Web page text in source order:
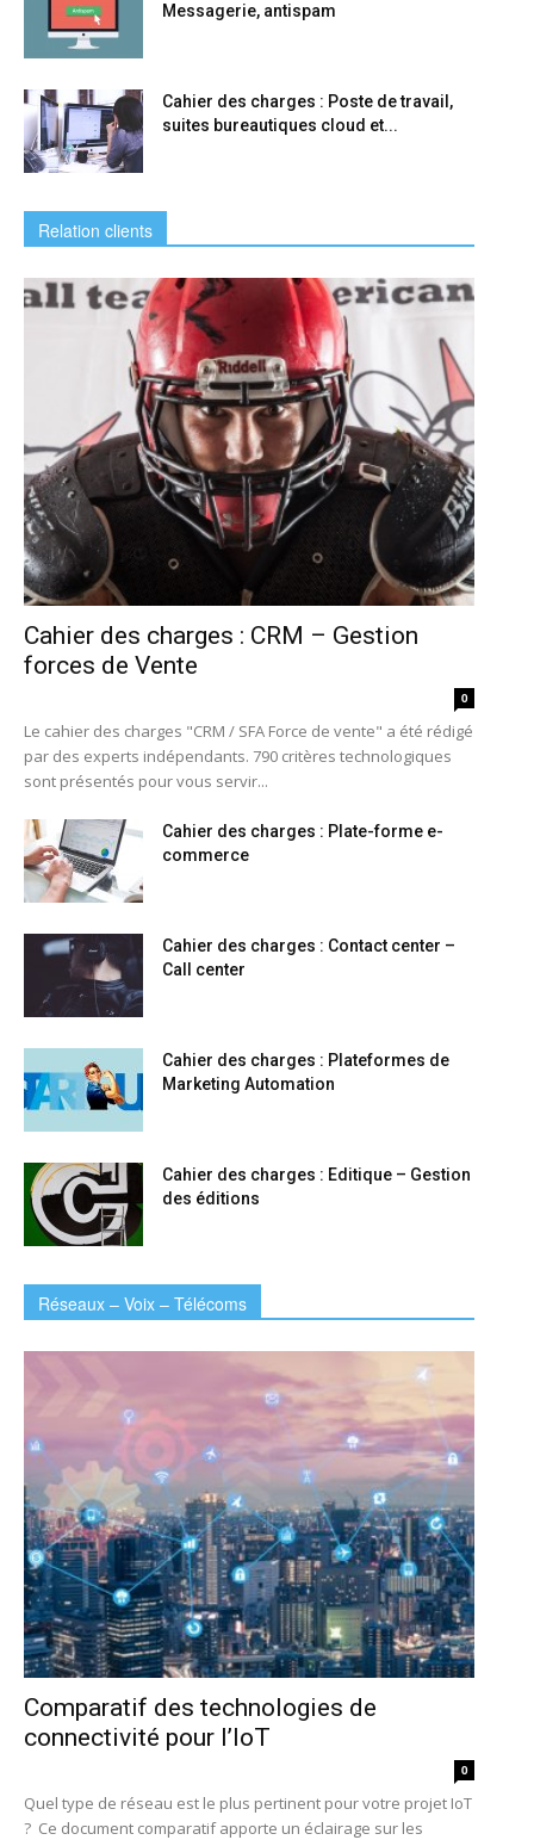
Messagerie, antispam
Cahier des charges : Poste de travail,
suites bureautiques cloud et...
Relation clients
Cahier des charges : CRM – Gestion
forces de Vente
0
Le cahier des charges "CRM / SFA Force de vente" a été rédigé
par des experts indépendants. 790 critères technologiques
sont présentés pour vous servir...
Cahier des charges : Plate-forme e-
commerce
Cahier des charges : Contact center –
Call center
Cahier des charges : Plateformes de
Marketing Automation
Cahier des charges : Editique – Gestion
des éditions
Réseaux – Voix – Télécoms
Comparatif des technologies de
connectivité pour l’IoT
0
Quel type de réseau est le plus pertinent pour votre projet IoT
? Ce document comparatif apporte un éclairage sur les